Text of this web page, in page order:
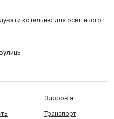
котельню для освітнього
Здоров'я
Транспорт